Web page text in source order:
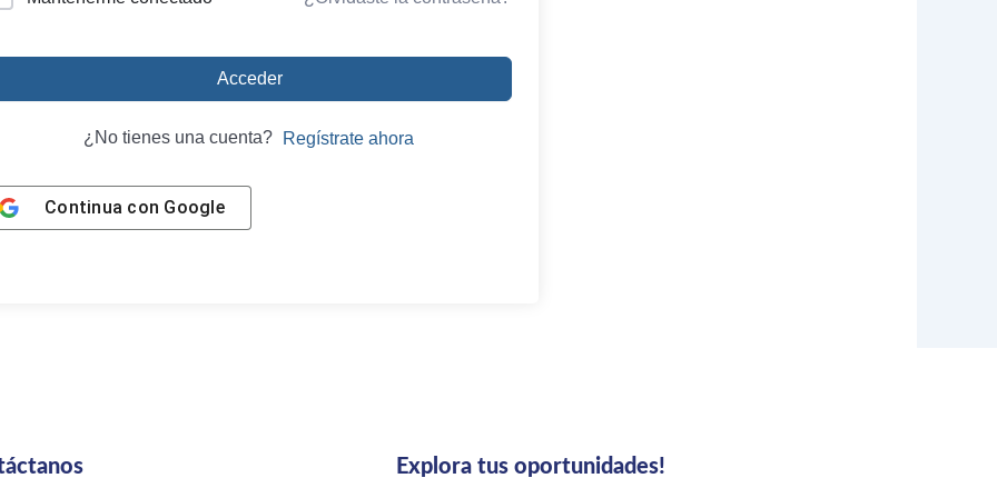
Acceder
¿No tienes una cuenta? Regístrate ahora
Continua con Google
Explora tus oportunidades!